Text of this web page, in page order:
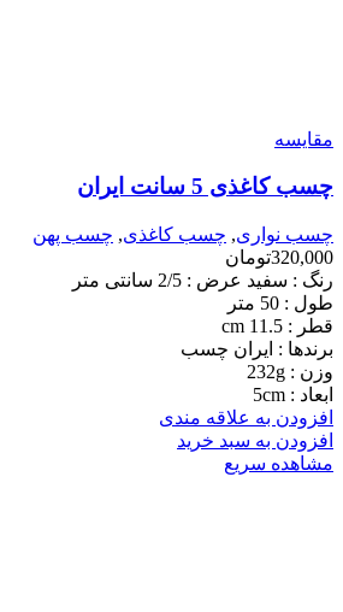
مقایسه
چسب کاغذی 5 سانت ایران
چسب نواری, چسب کاغذی, چسب پهن
320,000تومان
رنگ : سفید عرض : 2/5 سانتی متر
طول : 50 متر
قطر : 11.5 cm
برندها : ایران چسب
وزن : 232g
ابعاد : 5cm
افزودن به علاقه مندی
افزودن به سبد خرید
مشاهده سریع